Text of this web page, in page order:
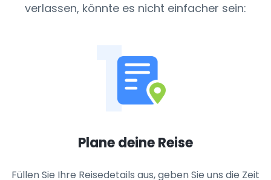
verlassen, könnte es nicht einfacher sein:
1
Plane deine Reise
Füllen Sie Ihre Reisedetails aus, geben Sie uns die Zeit